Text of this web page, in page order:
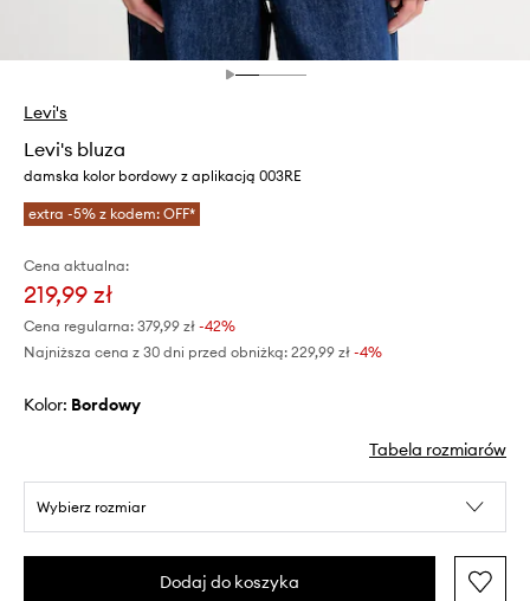
Levi's
Levi's bluza
damska kolor bordowy z aplikacją 003RE
extra -5% z kodem: OFF*
Cena aktualna:
219,99 zł
Cena regularna: 379,99 zł -42%
Najniższa cena z 30 dni przed obniżką: 229,99 zł -4%
Kolor: bordowy
Tabela rozmiarów
Wybierz rozmiar
Dodaj do koszyka